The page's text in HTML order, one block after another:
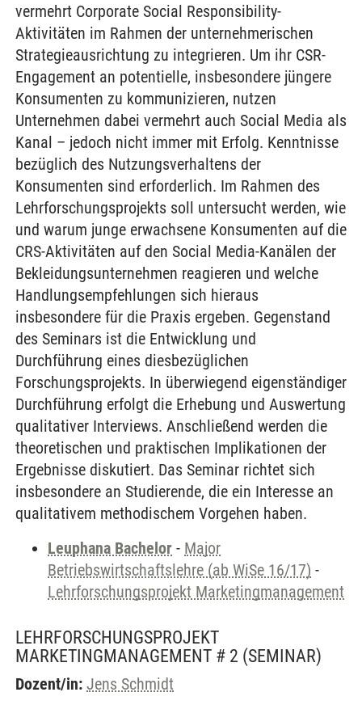
vermehrt Corporate Social Responsibility-
Aktivitäten im Rahmen der unternehmerischen
Strategieausrichtung zu integrieren. Um ihr CSR-
Engagement an potentielle, insbesondere jüngere
Konsumenten zu kommunizieren, nutzen
Unternehmen dabei vermehrt auch Social Media als
Kanal – jedoch nicht immer mit Erfolg. Kenntnisse
bezüglich des Nutzungsverhaltens der
Konsumenten sind erforderlich. Im Rahmen des
Lehrforschungsprojekts soll untersucht werden, wie
und warum junge erwachsene Konsumenten auf die
CRS-Aktivitäten auf den Social Media-Kanälen der
Bekleidungsunternehmen reagieren und welche
Handlungsempfehlungen sich hieraus
insbesondere für die Praxis ergeben. Gegenstand
des Seminars ist die Entwicklung und
Durchführung eines diesbezüglichen
Forschungsprojekts. In überwiegend eigenständiger
Durchführung erfolgt die Erhebung und Auswertung
qualitativer Interviews. Anschließend werden die
theoretischen und praktischen Implikationen der
Ergebnisse diskutiert. Das Seminar richtet sich
insbesondere an Studierende, die ein Interesse an
qualitativem methodischem Vorgehen haben.
Leuphana Bachelor - Major
Betriebswirtschaftslehre (ab WiSe 16/17) -
Lehrforschungsprojekt Marketingmanagement
LEHRFORSCHUNGSPROJEKT
MARKETINGMANAGEMENT # 2 (SEMINAR)
Dozent/in: Jens Schmidt